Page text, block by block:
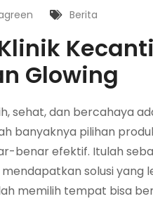
Berita
Glowing
sehat, dan bercahaya
banyaknya pilihan
benar efektif. Itulah
solusi yang
memilih tempat bisa